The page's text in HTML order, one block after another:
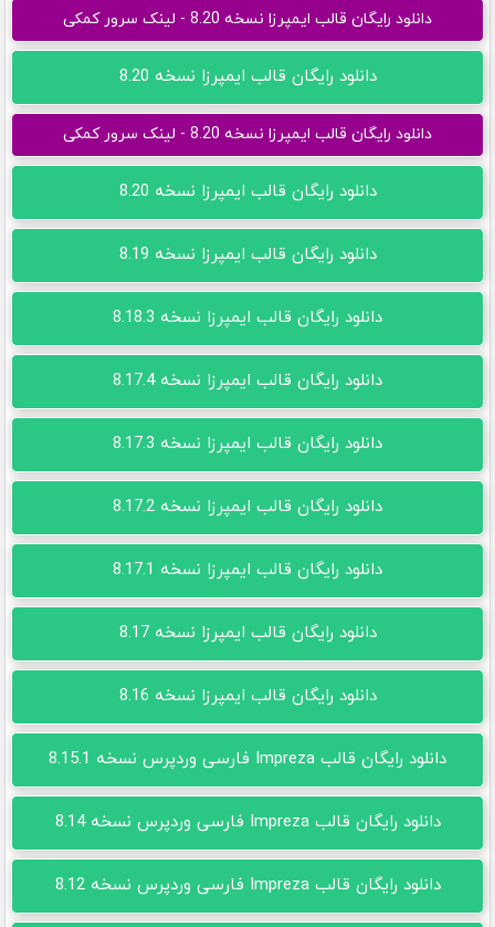
دانلود رایگان قالب ایمپرزا نسخه 8.20 - لینک سرور کمکی
دانلود رایگان قالب ایمپرزا نسخه 8.20
دانلود رایگان قالب ایمپرزا نسخه 8.20 - لینک سرور کمکی
دانلود رایگان قالب ایمپرزا نسخه 8.20
دانلود رایگان قالب ایمپرزا نسخه 8.19
دانلود رایگان قالب ایمپرزا نسخه 8.18.3
دانلود رایگان قالب ایمپرزا نسخه 8.17.4
دانلود رایگان قالب ایمپرزا نسخه 8.17.3
دانلود رایگان قالب ایمپرزا نسخه 8.17.2
دانلود رایگان قالب ایمپرزا نسخه 8.17.1
دانلود رایگان قالب ایمپرزا نسخه 8.17
دانلود رایگان قالب ایمپرزا نسخه 8.16
دانلود رایگان قالب Impreza فارسی وردپرس نسخه 8.15.1
دانلود رایگان قالب Impreza فارسی وردپرس نسخه 8.14
دانلود رایگان قالب Impreza فارسی وردپرس نسخه 8.12